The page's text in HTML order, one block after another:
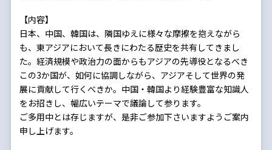
【内容】
日本、中国、韓国は、隣国ゆえに様々な摩擦を抱えながら
も、東アジアにおいて長きにわたる歴史を共有してきまし
た。経済規模や政治力の面からもアジアの先導役となるべき
この3か国が、如何に協調しながら、アジアそして世界の発
展に貢献して行くべきか。中国・韓国より経験豊富な知識人
をお招きし、幅広いテーマで議論して参ります。
ご多用中とは存じますが、是非ご参加下さいますようご案内
申し上げます。